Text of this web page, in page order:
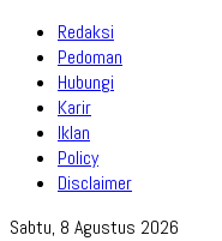
Redaksi
Pedoman
Hubungi
Karir
Iklan
Policy
Disclaimer
Sabtu, 8 Agustus 2026